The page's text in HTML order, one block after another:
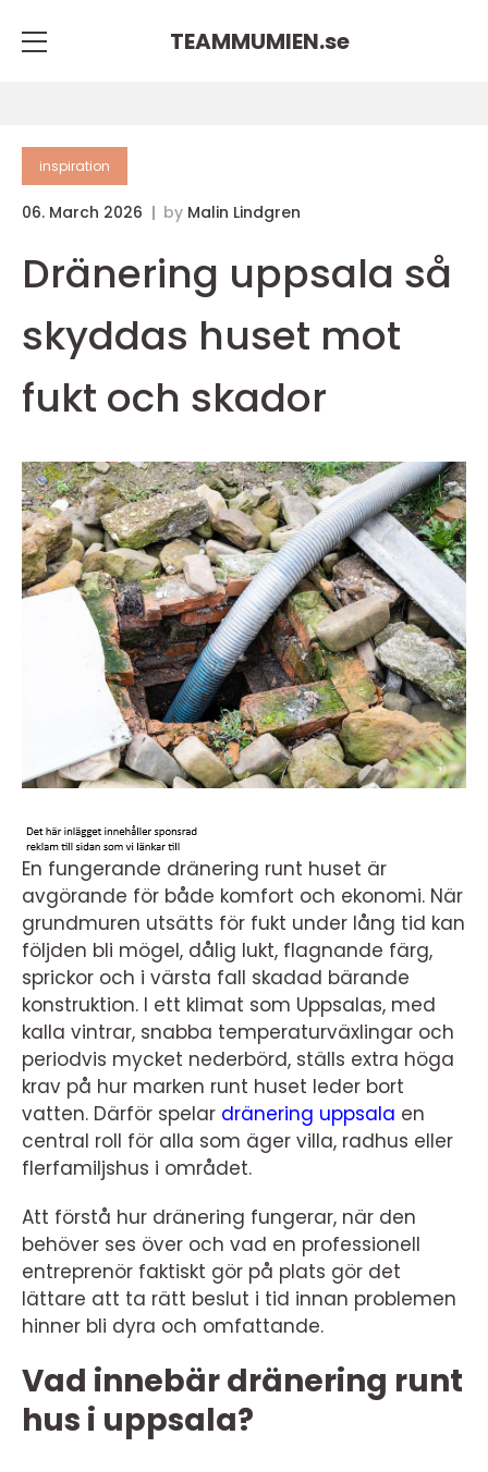
TEAMMUMIEN.se
inspiration
06. March 2026 by Malin Lindgren
Dränering uppsala så
skyddas huset mot
fukt och skador
En fungerande dränering runt huset är
avgörande för både komfort och ekonomi. När
grundmuren utsätts för fukt under lång tid kan
följden bli mögel, dålig lukt, flagnande färg,
sprickor och i värsta fall skadad bärande
konstruktion. I ett klimat som Uppsalas, med
kalla vintrar, snabba temperaturväxlingar och
periodvis mycket nederbörd, ställs extra höga
krav på hur marken runt huset leder bort
vatten. Därför spelar dränering uppsala en
central roll för alla som äger villa, radhus eller
flerfamiljshus i området.
Att förstå hur dränering fungerar, när den
behöver ses över och vad en professionell
entreprenör faktiskt gör på plats gör det
lättare att ta rätt beslut i tid innan problemen
hinner bli dyra och omfattande.
Vad innebär dränering runt
hus i uppsala?